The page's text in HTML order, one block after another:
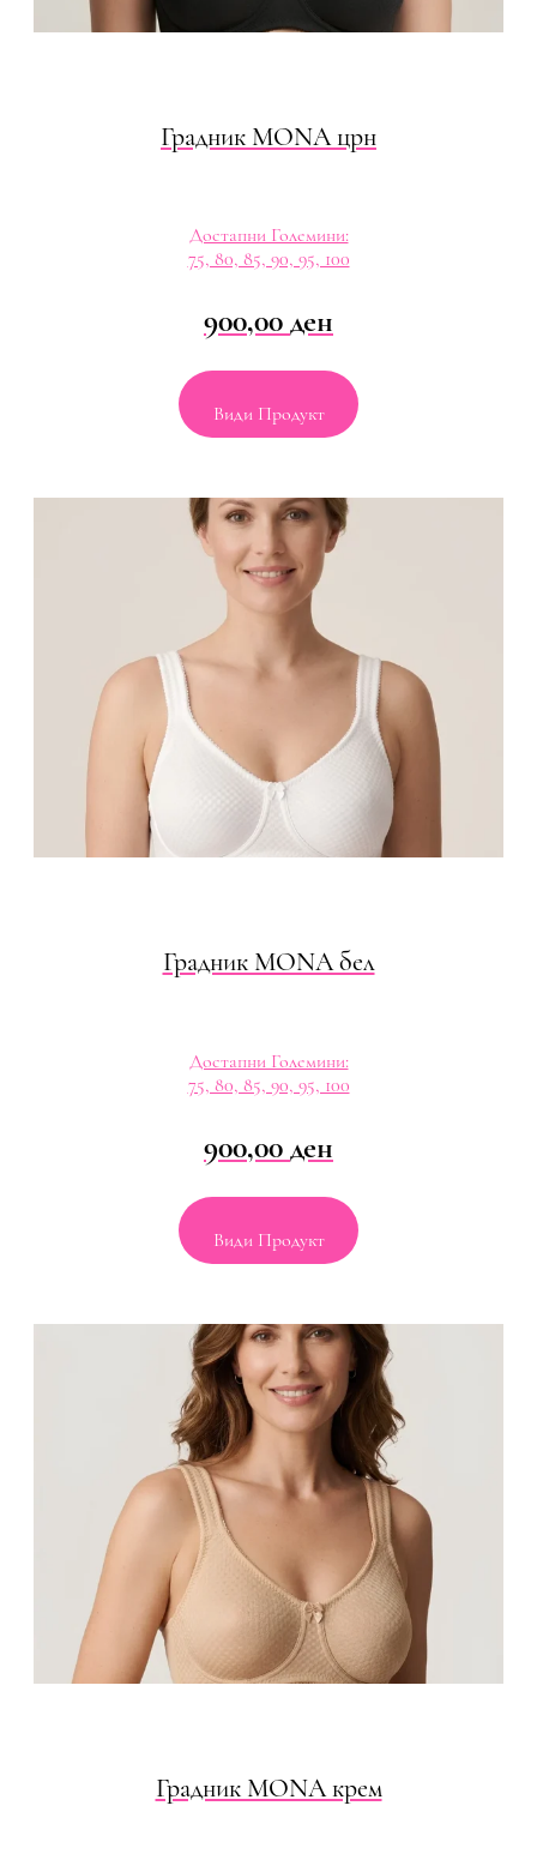
Градник MONA црн
Достапни Големини:
75, 80, 85, 90, 95, 100
900,00ден
Види Продукт
Градник MONA бел
Достапни Големини:
75, 80, 85, 90, 95, 100
900,00ден
Види Продукт
Градник MONA крем